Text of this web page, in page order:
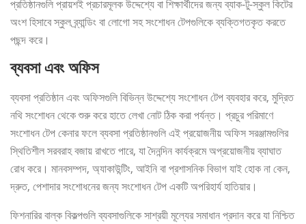
প্রতিষ্ঠানগুলি প্রায়শই প্রচারমূলক উদ্দেশ্যে বা শিক্ষার্থীদের জন্য ব্যাক-টু-স্কুল কিটের
অংশ হিসাবে স্কুল ব্র্যান্ডিং বা লোগো সহ সংশোধন টেপগুলিকে ব্যক্তিগতকৃত করতে
পছন্দ করে।
ব্যবসা এবং অফিস
ব্যবসা প্রতিষ্ঠান এবং অফিসগুলি বিভিন্ন উদ্দেশ্যে সংশোধন টেপ ব্যবহার করে, মুদ্রিত
নথি সংশোধন থেকে শুরু করে হাতে লেখা নোট ঠিক করা পর্যন্ত। প্রচুর পরিমাণে
সংশোধন টেপ কেনার ফলে ব্যবসা প্রতিষ্ঠানগুলি এই প্রয়োজনীয় অফিস সরঞ্জামগুলির
স্থিতিশীল সরবরাহ বজায় রাখতে পারে, যা দৈনন্দিন কার্যক্রমে অপ্রয়োজনীয় ব্যাঘাত
রোধ করে। মানবসম্পদ, অ্যাকাউন্টিং, আইনি বা প্রশাসনিক বিভাগ যাই হোক না কেন,
দ্রুত, পেশাদার সংশোধনের জন্য সংশোধন টেপ একটি অপরিহার্য হাতিয়ার।
ফিশনারির বাল্ক বিকল্পগুলি ব্যবসাগুলিকে সাশ্রয়ী মূল্যের সমাধান প্রদান করে যা নিশ্চিত